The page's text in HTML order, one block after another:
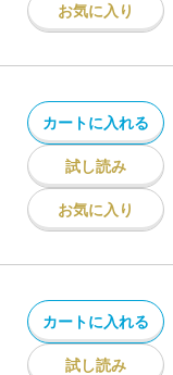
お気に入り
カートに入れる
試し読み
お気に入り
カートに入れる
試し読み